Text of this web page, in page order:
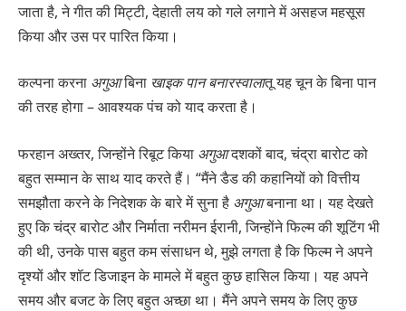
जाता है, ने गीत की मिट्टी, देहाती लय को गले लगाने में असहज महसूस
किया और उस पर पारित किया।
कल्पना करना अगुआबिना खाइक पान बनारस्वालातू यह चून के बिना पान
की तरह होगा – आवश्यक पंच को याद करता है।
फरहान अख्तर, जिन्होंने रिबूट किया अगुआदशकों बाद, चंद्रा बारोट को
बहुत सम्मान के साथ याद करते हैं। “मैंने डैड की कहानियों को वित्तीय
समझौता करने के निदेशक के बारे में सुना है अगुआबनाना था। यह देखते
हुए कि चंद्र बारोट और निर्माता नरीमन ईरानी, जिन्होंने फिल्म की शूटिंग भी
की थी, उनके पास बहुत कम संसाधन थे, मुझे लगता है कि फिल्म ने अपने
दृश्यों और शॉट डिजाइन के मामले में बहुत कुछ हासिल किया। यह अपने
समय और बजट के लिए बहुत अच्छा था। मैंने अपने समय के लिए कुछ